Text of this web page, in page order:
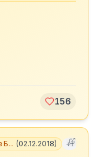
156
Б... (02.12.2018) +1